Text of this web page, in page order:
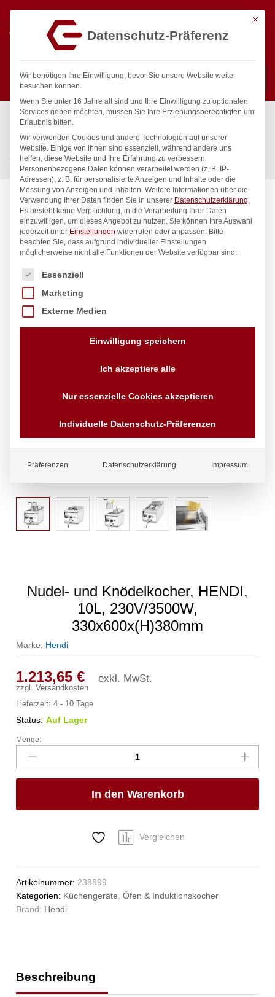
Suchen
Start / Gastronomiebedarf & Gastro Geräte für Profis
Küchengeräte
Öfen & Induktionskocher
Nudel- und Knödelkocher, HENDI, 10L, 230V/3500W,
330x600x(H)380mm
Nudel- und Knödelkocher, HENDI,
10L, 230V/3500W,
330x600x(H)380mm
Marke: Hendi
1.213,65€ exkl. MwSt.
zzgl.Versandkosten
Lieferzeit:4 - 10 Tage
Status: Auf Lager
Nudel-
und
Knödelkocher,
HENDI,
230V/3500W,
Menge:
In den Warenkorb
Vergleichen
Artikelnummer: 238899
Kategorien: Küchengeräte ,Öfen & Induktionskocher
Brand: Hendi
Beschreibung
Mit
Datenschutz-Präferenz
Wir benötigen Ihre Einwilligung, bevor Sie unsere Website weiter
besuchen können.
Wenn Sie unter 16 Jahre alt sind und Ihre Einwilligung zu optionalen
Services geben möchten, müssen Sie Ihre Erziehungsberechtigten um
Erlaubnis bitten.
Wir verwenden Cookies und andere Technologien auf unserer
Website. Einige von ihnen sind essenziell, während andere uns
helfen, diese Website und Ihre Erfahrung zu verbessern.
Personenbezogene Daten können verarbeitet werden (z. B. IP-
Adressen), z. B. für personalisierte Anzeigen und Inhalte oder die
Messung von Anzeigen und Inhalten. Weitere Informationen über die
Verwendung Ihrer Daten finden Sie in unserer Datenschutzerklärung.
Es besteht keine Verpflichtung, in die Verarbeitung Ihrer Daten
einzuwilligen, um dieses Angebot zu nutzen. Sie können Ihre Auswahl
jederzeit unter Einstellungen widerrufen oder anpassen. Bitte
beachten Sie, dass aufgrund individueller Einstellungen
möglicherweise nicht alle Funktionen der Website verfügbar sind.
Es folgt eine Liste der Service-Gruppen, für die eine
Essenziell
Marketing
Externe Medien
Einwilligung speichern
Ich akzeptiere alle
Nur essenzielle Cookies akzeptieren
Individuelle Datenschutz-Präferenzen
Präferenzen Datenschutzerklärung Impressum